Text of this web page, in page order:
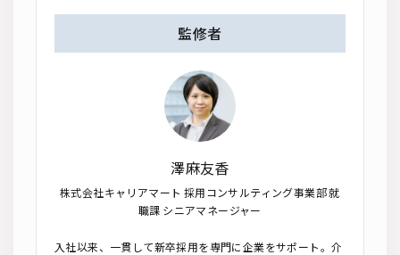
監修者
澤麻友香
株式会社キャリアマート 採用コンサルティング事業部 就
職課 シニアマネージャー
入社以来、一貫して新卒採用を専門に企業をサポート。介